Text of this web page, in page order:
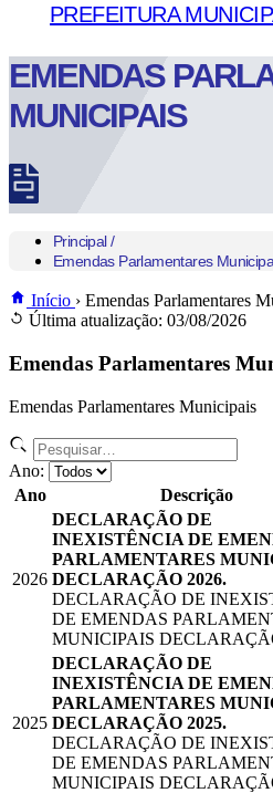
PREFEITURA
EMENDAS
MUNICIPAIS
Principal /
Emendas Parlamentares
Início › Emendas Parlamentares
Última atualização: 03/08/2026
Emendas Parlamentares
Emendas Parlamentares Municipais
Ano:
Ano
Descrição
2026
DECLARAÇÃO DE
INEXISTÊNCIA DE
PARLAMENTARES
DECLARAÇÃO 2026.
DECLARAÇÃO DE
DE EMENDAS
MUNICIPAIS
2025
DECLARAÇÃO DE
INEXISTÊNCIA DE
PARLAMENTARES
DECLARAÇÃO 2025.
DECLARAÇÃO DE
DE EMENDAS
MUNICIPAIS